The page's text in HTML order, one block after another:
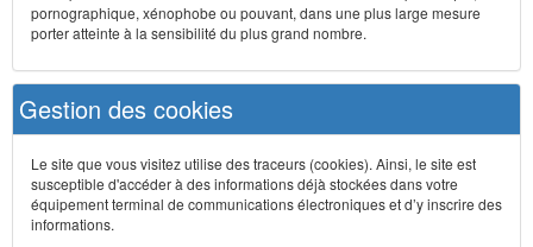
pornographique, xénophobe ou pouvant, dans une plus large mesure
porter atteinte à la sensibilité du plus grand nombre.
Gestion des cookies
Le site que vous visitez utilise des traceurs (cookies). Ainsi, le site est
susceptible d'accéder à des informations déjà stockées dans votre
équipement terminal de communications électroniques et d’y inscrire des
informations.